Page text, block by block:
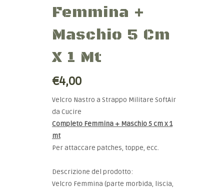
Femmina +
Maschio 5 Cm
X 1 Mt
€4,00
Velcro Nastro a Strappo Militare SoftAir
da Cucire
Completo Femmina + Maschio 5 cm x 1
mt
Per attaccare patches, toppe, ecc.
Descrizione del prodotto:
Velcro Femmina (parte morbida, liscia,